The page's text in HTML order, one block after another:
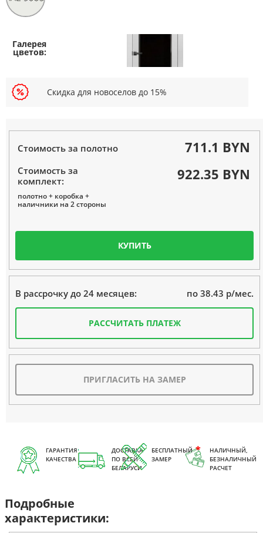
Скидка для новоселов до 15%
Стоимость за полотно 711.1 BYN
Стоимость за
комплект:
полотно + коробка +
наличники на 2 стороны
922.35 BYN
КУПИТЬ
В рассрочку до 24 месяцев: по 38.43 р/мес.
РАССЧИТАТЬ ПЛАТЕЖ
ПРИГЛАСИТЬ НА ЗАМЕР
ГАРАНТИЯ
КАЧЕСТВА
ДОСТАВКА
ПО ВСЕЙ
БЕЛАРУСИ
БЕСПЛАТНЫЙ
ЗАМЕР
НАЛИЧНЫЙ,
БЕЗНАЛИЧНЫЙ
РАСЧЕТ
Подробные
характеристики: